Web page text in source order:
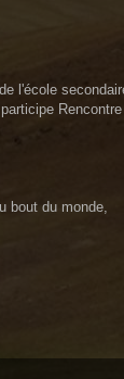
l'école
Rencontre
bout du monde,